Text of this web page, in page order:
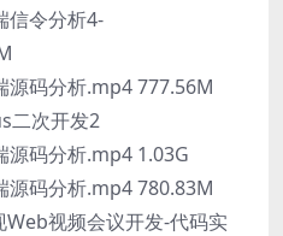
信令分析4-
码分析.mp4 777.56M
二次开发2
码分析.mp4 1.03G
码分析.mp4 780.83M
视频会议开发-代码实